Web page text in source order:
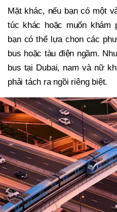
Mặt khác, nếu bạn có một
túc khác hoặc muốn khám
bạn có thể lựa chọn các
bus hoặc tàu điện ngầm.
bus tại Dubai, nam và nữ
phải tách ra ngồi riêng biệt.